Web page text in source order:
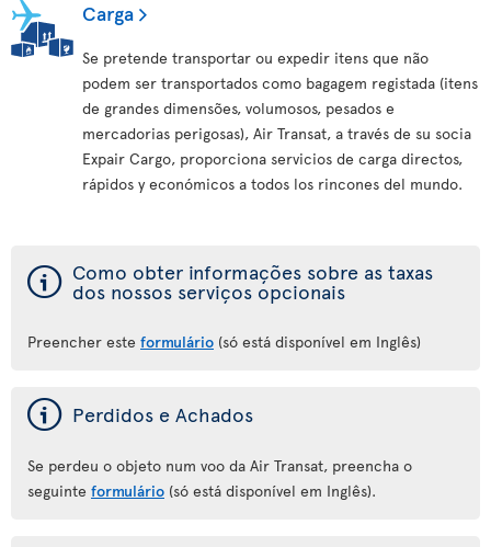
Carga
Se pretende transportar ou expedir itens que não
podem ser transportados como bagagem registada (itens
de grandes dimensões, volumosos, pesados e
mercadorias perigosas), Air Transat, a través de su socia
Expair Cargo, proporciona servicios de carga directos,
rápidos y económicos a todos los rincones del mundo.
ý Como obter informações sobre as taxas
dos nossos serviços opcionais
Preencher este formulário (só está disponível em Inglês)
ý Perdidos e Achados
Se perdeu o objeto num voo da Air Transat, preencha o
seguinte formulário (só está disponível em Inglês).